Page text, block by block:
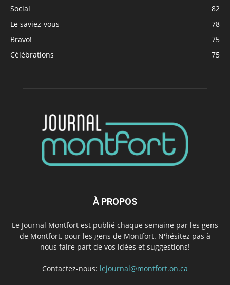
Social
82
Le saviez-vous
78
Bravo!
75
Célébrations
75
À PROPOS
Le Journal Montfort est publié chaque semaine par les gens
de Montfort, pour les gens de Montfort. N'hésitez pas à
nous faire part de vos idées et suggestions!
Contactez-nous: lejournal@montfort.on.ca